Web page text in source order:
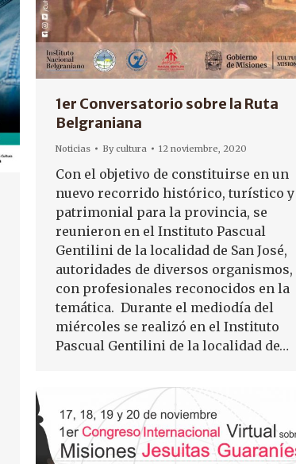
1er Conversatorio sobre la Ruta
Belgraniana
Noticias Bycultura 12 noviembre, 2020
Con el objetivo de constituirse en un
nuevo recorrido histórico, turístico y
patrimonial para la provincia, se
reunieron en el Instituto Pascual
Gentilini de la localidad de San José,
autoridades de diversos organismos,
con profesionales reconocidos en la
temática. Durante el mediodía del
miércoles se realizó en el Instituto
Pascual Gentilini de la localidad de…